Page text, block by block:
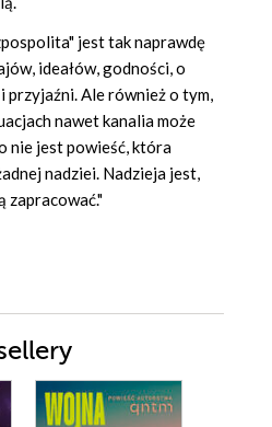
jest tak naprawdę
ideałów, godności, o
przyjaźni. Ale również o tym,
nawet kanalia może
nie jest powieść, która
nadziei. Nadzieja jest,
zapracować."